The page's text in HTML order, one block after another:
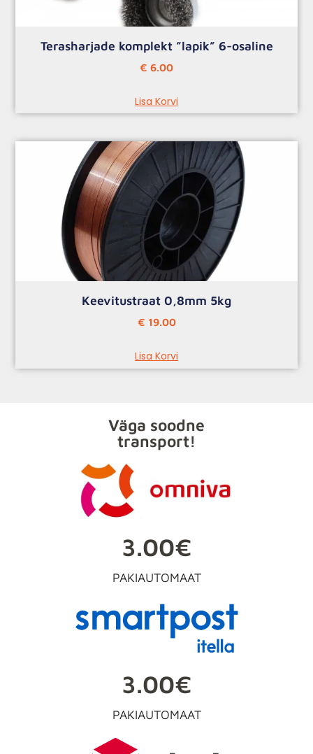
Terasharjade komplekt ”lapik” 6-osaline
€ 6.00
Lisa Korvi
Keevitustraat 0,8mm 5kg
€ 19.00
Lisa Korvi
Väga soodne
transport!
3.00€
PAKIAUTOMAAT
3.00€
PAKIAUTOMAAT